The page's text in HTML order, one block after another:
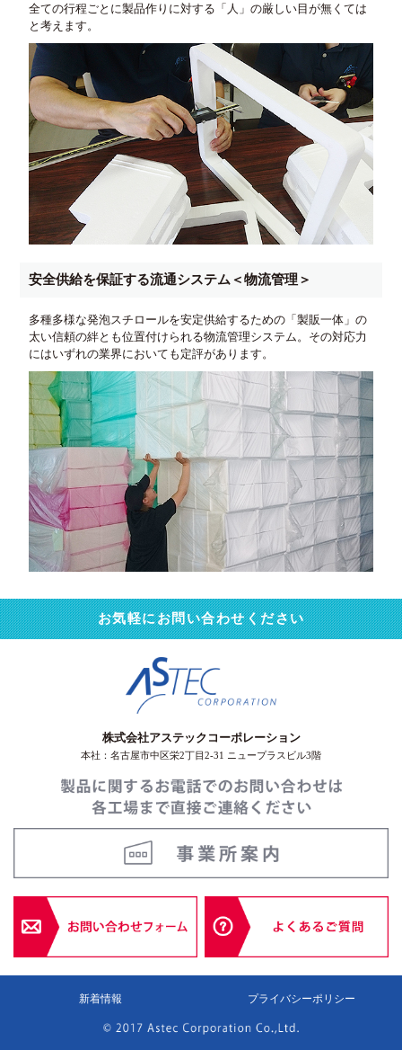
全ての行程ごとに製品作りに対する「人」の厳しい目が無くては
と考えます。
安全供給を保証する流通システム＜物流管理＞
多種多様な発泡スチロールを安定供給するための「製販一体」の
太い信頼の絆とも位置付けられる物流管理システム。その対応力
にはいずれの業界においても定評があります。
お気軽にお問い合わせください
株式会社アステックコーポレーション
本社：名古屋市中区栄2丁目2-31 ニュープラスビル3階
新着情報 プライバシーポリシー